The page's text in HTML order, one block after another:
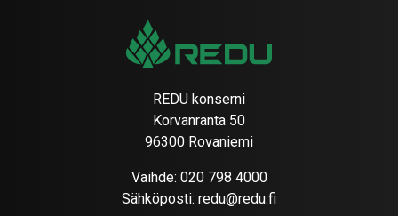
REDU konserni
Korvanranta 50
96300 Rovaniemi
Vaihde: 020 798 4000
Sähköposti: redu@redu.fi